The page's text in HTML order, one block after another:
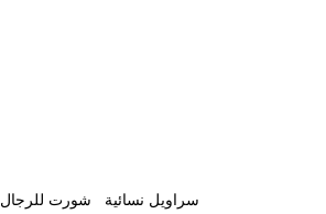
شورت للرجال
سراويل نسائية